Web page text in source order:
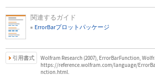
関連するガイド
ErrorBarプロットパッケージ
引用書式
Wolfram Research (2007), ErrorBarFunction,
https://reference.wolfram.com/language/
nction.html.